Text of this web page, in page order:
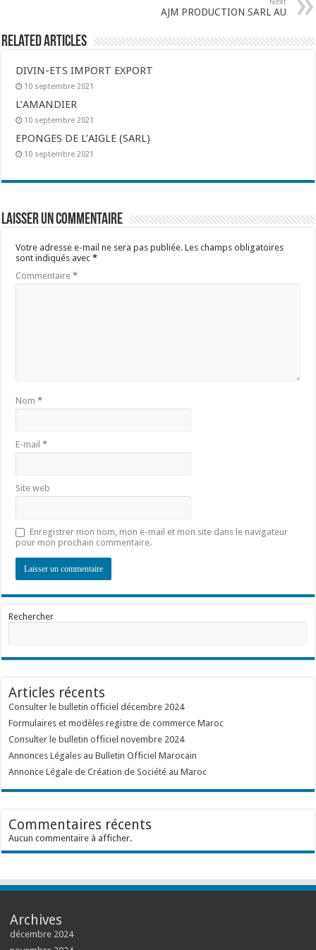
AJM PRODUCTION SARL AU
Related Articles
DIVIN-ETS IMPORT EXPORT
10 septembre 2021
L’AMANDIER
10 septembre 2021
EPONGES DE L’AIGLE (SARL)
10 septembre 2021
Laisser un commentaire
Votre adresse e-mail ne sera pas publiée. Les champs obligatoires
sont indiqués avec*
Commentaire*
Nom*
E-mail*
Site web
Enregistrer mon nom, mon e-mail et mon site dans le navigateur
pour mon prochain commentaire.
Rechercher
Articles récents
Consulter le bulletin officiel décembre 2024
Formulaires et modèles registre de commerce Maroc
Consulter le bulletin officiel novembre 2024
Annonces Légales au Bulletin Officiel Marocain
Annonce Légale de Création de Société au Maroc
Commentaires récents
Aucun commentaire à afficher.
Archives
décembre 2024